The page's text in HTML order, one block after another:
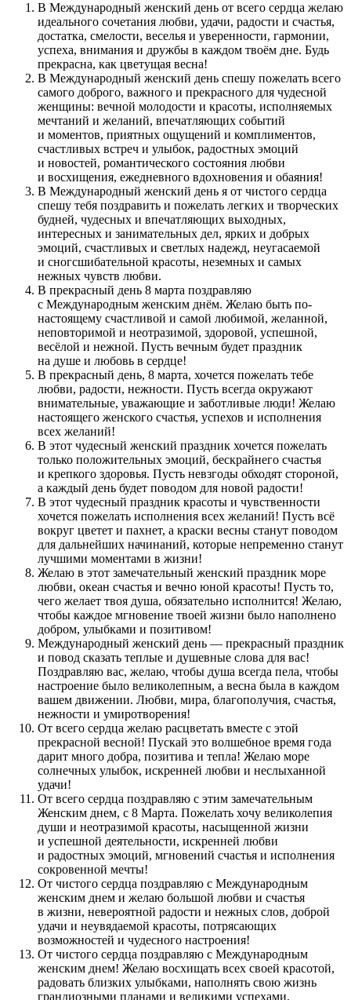
В Международный женский день от всего сердца желаю
идеального сочетания любви, удачи, радости и счастья,
достатка, смелости, веселья и уверенности, гармонии,
успеха, внимания и дружбы в каждом твоём дне. Будь
прекрасна, как цветущая весна!
В Международный женский день спешу пожелать всего
самого доброго, важного и прекрасного для чудесной
женщины: вечной молодости и красоты, исполняемых
мечтаний и желаний, впечатляющих событий
и моментов, приятных ощущений и комплиментов,
счастливых встреч и улыбок, радостных эмоций
и новостей, романтического состояния любви
и восхищения, ежедневного вдохновения и обаяния!
В Международный женский день я от чистого сердца
спешу тебя поздравить и пожелать легких и творческих
будней, чудесных и впечатляющих выходных,
интересных и занимательных дел, ярких и добрых
эмоций, счастливых и светлых надежд, неугасаемой
и сногсшибательной красоты, неземных и самых
нежных чувств любви.
В прекрасный день 8 марта поздравляю
с Международным женским днём. Желаю быть по-
настоящему счастливой и самой любимой, желанной,
неповторимой и неотразимой, здоровой, успешной,
весёлой и нежной. Пусть вечным будет праздник
на душе и любовь в сердце!
В прекрасный день, 8 марта, хочется пожелать тебе
любви, радости, нежности. Пусть всегда окружают
внимательные, уважающие и заботливые люди! Желаю
настоящего женского счастья, успехов и исполнения
всех желаний!
В этот чудесный женский праздник хочется пожелать
только положительных эмоций, бескрайнего счастья
и крепкого здоровья. Пусть невзгоды обходят стороной,
а каждый день будет поводом для новой радости!
В этот чудесный праздник красоты и чувственности
хочется пожелать исполнения всех желаний! Пусть всё
вокруг цветет и пахнет, а краски весны станут поводом
для дальнейших начинаний, которые непременно станут
лучшими моментами в жизни!
Желаю в этот замечательный женский праздник море
любви, океан счастья и вечно юной красоты! Пусть то,
чего желает твоя душа, обязательно исполнится! Желаю,
чтобы каждое мгновение твоей жизни было наполнено
добром, улыбками и позитивом!
Международный женский день — прекрасный праздник
и повод сказать теплые и душевные слова для вас!
Поздравляю вас, желаю, чтобы душа всегда пела, чтобы
настроение было великолепным, а весна была в каждом
вашем движении. Любви, мира, благополучия, счастья,
нежности и умиротворения!
От всего сердца желаю расцветать вместе с этой
прекрасной весной! Пускай это волшебное время года
дарит много добра, позитива и тепла! Желаю море
солнечных улыбок, искренней любви и неслыханной
удачи!
От всего сердца поздравляю с этим замечательным
Женским днем, с 8 Марта. Пожелать хочу великолепия
души и неотразимой красоты, насыщенной жизни
и успешной деятельности, искренней любви
и радостных эмоций, мгновений счастья и исполнения
сокровенной мечты!
От чистого сердца поздравляю с Международным
женским днем и желаю большой любви и счастья
в жизни, невероятной радости и нежных слов, доброй
удачи и неувядаемой красоты, потрясающих
возможностей и чудесного настроения!
От чистого сердца поздравляю с Международным
женским днем! Желаю восхищать всех своей красотой,
радовать близких улыбками, наполнять свою жизнь
грандиозными планами и великими успехами,